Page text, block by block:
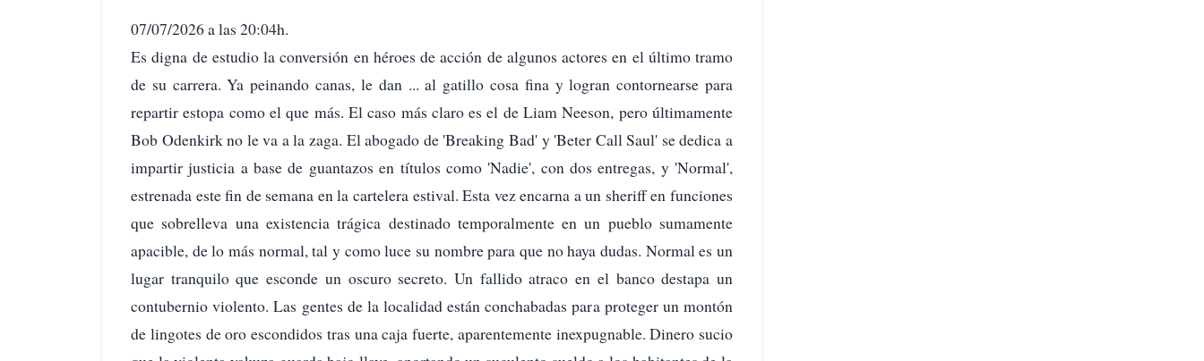
07/07/2026 a las 20:04h.
Es digna de estudio la conversión en héroes de acción de algunos actores en el último tramo
de su carrera. Ya peinando canas, le dan ... al gatillo cosa fina y logran contornearse para
repartir estopa como el que más. El caso más claro es el de Liam Neeson, pero últimamente
Bob Odenkirk no le va a la zaga. El abogado de 'Breaking Bad' y 'Beter Call Saul' se dedica a
impartir justicia a base de guantazos en títulos como 'Nadie', con dos entregas, y 'Normal',
estrenada este fin de semana en la cartelera estival. Esta vez encarna a un sheriff en funciones
que sobrelleva una existencia trágica destinado temporalmente en un pueblo sumamente
apacible, de lo más normal, tal y como luce su nombre para que no haya dudas. Normal es un
lugar tranquilo que esconde un oscuro secreto. Un fallido atraco en el banco destapa un
contubernio violento. Las gentes de la localidad están conchabadas para proteger un montón
de lingotes de oro escondidos tras una caja fuerte, aparentemente inexpugnable. Dinero sucio